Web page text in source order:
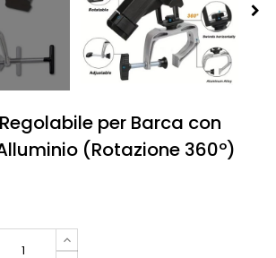
per Barca con
(Rotazione 360º)